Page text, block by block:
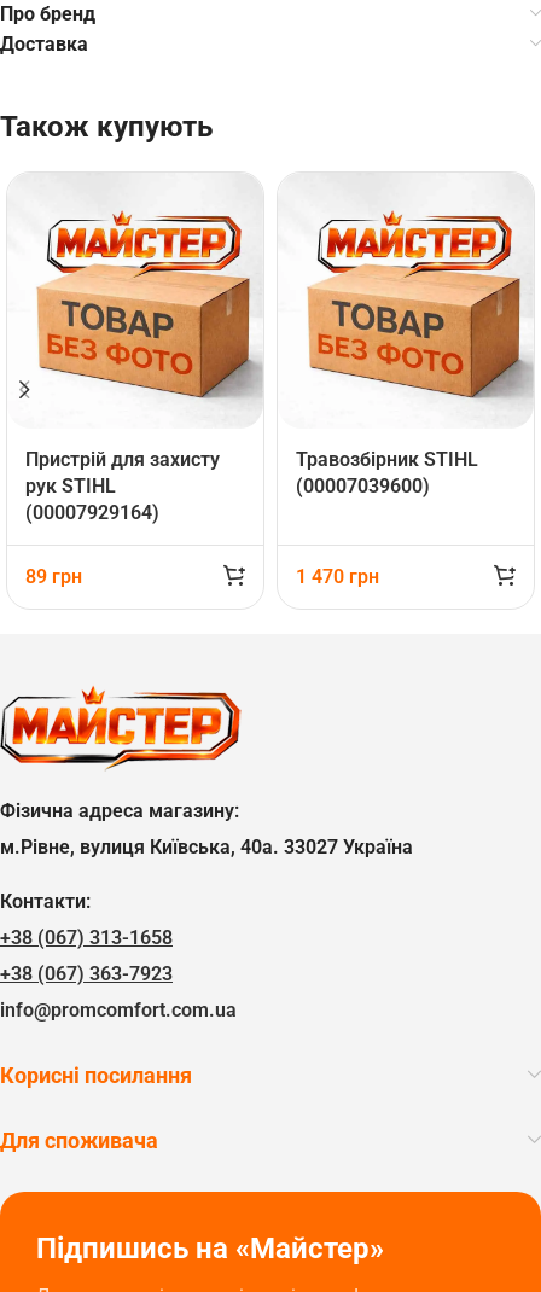
Про бренд
Доставка
Також купують
Пристрій для захисту
рук STIHL
(00007929164)
89 грн
Травозбірник STIHL
(00007039600)
1 470 грн
Фізична адреса магазину:
м.Рівне, вулиця Київська, 40а. 33027 Україна
Контакти:
+38 (067) 313-1658
+38 (067) 363-7923
info@promcomfort.com.ua
Корисні посилання
Для споживача
Підпишись на «Майстер»